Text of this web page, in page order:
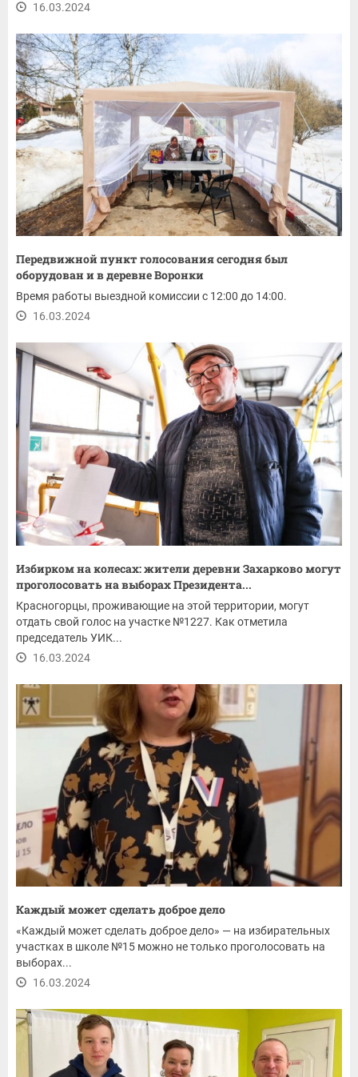
16.03.2024
Передвижной пункт голосования сегодня был
оборудован и в деревне Воронки
Время работы выездной комиссии с 12:00 до 14:00.
16.03.2024
Избирком на колесах: жители деревни Захарково могут
проголосовать на выборах Президента...
Красногорцы, проживающие на этой территории, могут
отдать свой голос на участке №1227. Как отметила
председатель УИК...
16.03.2024
Каждый может сделать доброе дело
«Каждый может сделать доброе дело» — на избирательных
участках в школе №15 можно не только проголосовать на
выборах...
16.03.2024